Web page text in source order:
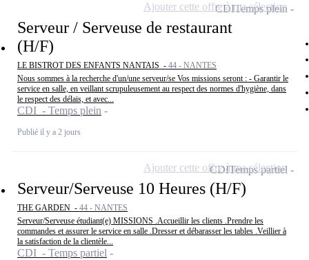
Serveur / Serveuse de restaurant
(H/F)
LE BISTROT DES ENFANTS NANTAIS - 44 - NANTES
Nous sommes à la recherche d'un/une serveur/se Vos missions seront : - Garantir le
service en salle, en veillant scrupuleusement au respect des normes d'hygiène, dans
le respect des délais, et avec...
CDI - Temps plein
Publié il y a 2 jours
CDITemps plein
Ajouter cette offre à ma sélection
Serveur/Serveuse 10 Heures (H/F)
THE GARDEN - 44 - NANTES
Serveur/Serveuse étudiant(e) MISSIONS .Accueillir les clients .Prendre les
commandes et assurer le service en salle .Dresser et débarasser les tables .Veillier à
la satisfaction de la clientèle...
CDI - Temps partiel
CDITemps partiel
Ajouter cette offre à ma sélection